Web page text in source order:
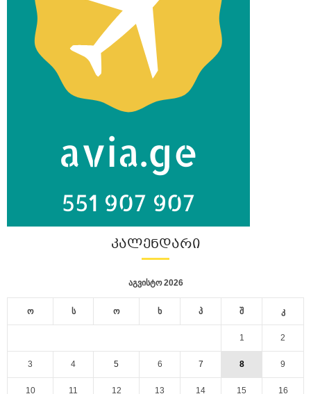
ᲙᲐᲚᲔᲜᲓᲐᲠᲘ
აგვისტო 2026
ო ს ო ხ პ შ კ
1 2
3 4 5 6 7 8 9
10 11 12 13 14 15 16